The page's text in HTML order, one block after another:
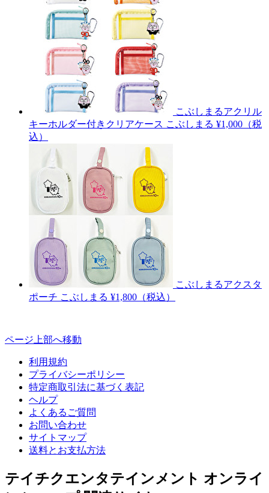
こぶしまるアクリル
キーホルダー付きクリアケース こぶしまる ¥1,000（税
込）
こぶしまるアクスタ
ポーチ こぶしまる ¥1,800（税込）
ページ上部へ移動
利用規約
プライバシーポリシー
特定商取引法に基づく表記
ヘルプ
よくあるご質問
お問い合わせ
サイトマップ
送料とお支払方法
テイチクエンタテインメント オンライ